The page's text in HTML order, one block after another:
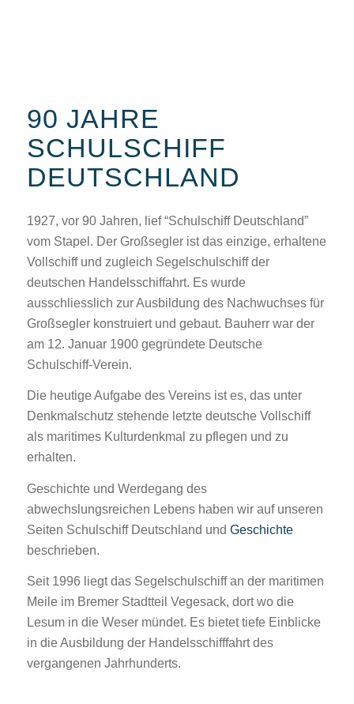
90 JAHRE
SCHULSCHIFF
DEUTSCHLAND
1927, vor 90 Jahren, lief “Schulschiff Deutschland”
vom Stapel. Der Großsegler ist das einzige, erhaltene
Vollschiff und zugleich Segelschulschiff der
deutschen Handelsschiffahrt. Es wurde
ausschliesslich zur Ausbildung des Nachwuchses für
Großsegler konstruiert und gebaut. Bauherr war der
am 12. Januar 1900 gegründete Deutsche
Schulschiff-Verein.
Die heutige Aufgabe des Vereins ist es, das unter
Denkmalschutz stehende letzte deutsche Vollschiff
als maritimes Kulturdenkmal zu pflegen und zu
erhalten.
Geschichte und Werdegang des
abwechslungsreichen Lebens haben wir auf unseren
Seiten Schulschiff Deutschland und Geschichte
beschrieben.
Seit 1996 liegt das Segelschulschiff an der maritimen
Meile im Bremer Stadtteil Vegesack, dort wo die
Lesum in die Weser mündet. Es bietet tiefe Einblicke
in die Ausbildung der Handelsschifffahrt des
vergangenen Jahrhunderts.